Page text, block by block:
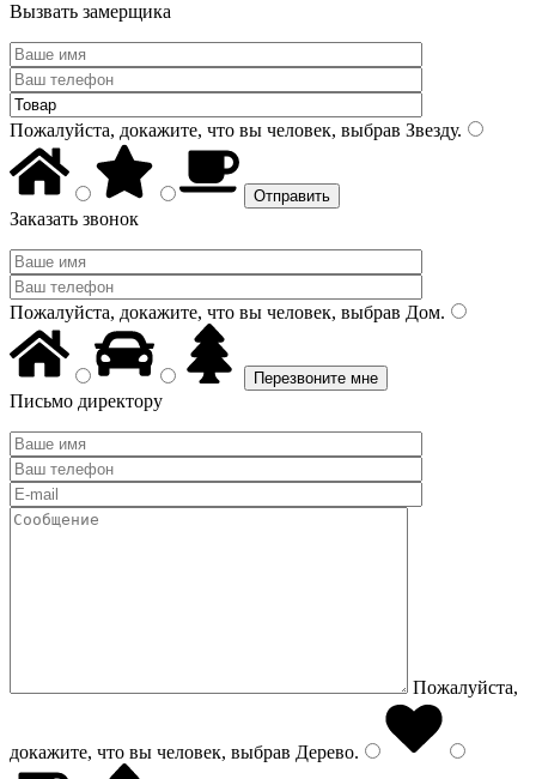
Вызвать замерщика
Пожалуйста, докажите, что вы человек, выбрав Звезду.
Заказать звонок
Пожалуйста, докажите, что вы человек, выбрав Дом.
Письмо директору
Пожалуйста,
докажите, что вы человек, выбрав Дерево.